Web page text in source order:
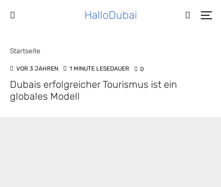
HalloDubai
Startseite
VOR 3 JAHREN 1 MINUTE LESEDAUER 0
Dubais erfolgreicher Tourismus ist ein
globales Modell